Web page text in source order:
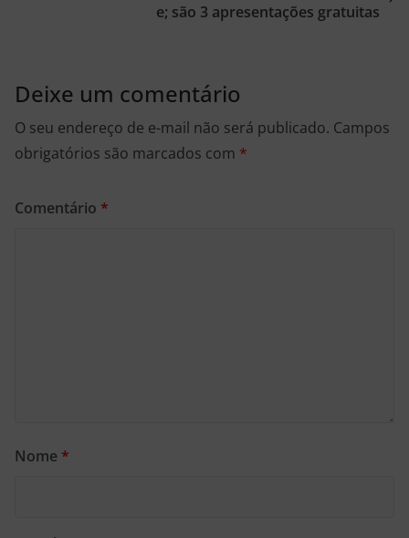
e; são 3 apresentações gratuitas
Deixe um comentário
O seu endereço de e-mail não será publicado. Campos
obrigatórios são marcados com *
Comentário *
Nome *